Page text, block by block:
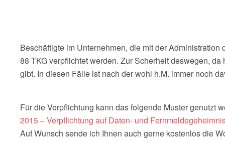
Beschäftigte im Unternehmen, die mit der
88 TKG verpflichtet werden. Zur Scherheit deswegen,
gibt. In diesen Fälle ist nach der wohl h.M. immer noch
Für die Verpflichtung kann das folgende Muster genutzt
2015 – Verpflichtung auf Daten- und
Auf Wunsch sende ich Ihnen auch gerne kostenlos die